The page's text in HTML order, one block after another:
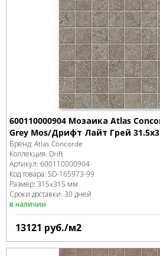
600110000904 Мозаика Atlas
Grey Mos/Дрифт Лайт Грей
Бренд: Atlas Concorde
Коллекция: Drift
Артикул: 600110000904
Код товара: SD-165973-99
Размер: 315x315 мм
Сроки доставки: 30 дней
в наличии
13121 руб./м2